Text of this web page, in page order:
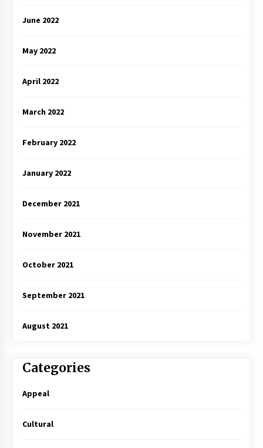
June 2022
May 2022
April 2022
March 2022
February 2022
January 2022
December 2021
November 2021
October 2021
September 2021
August 2021
Categories
Appeal
Cultural